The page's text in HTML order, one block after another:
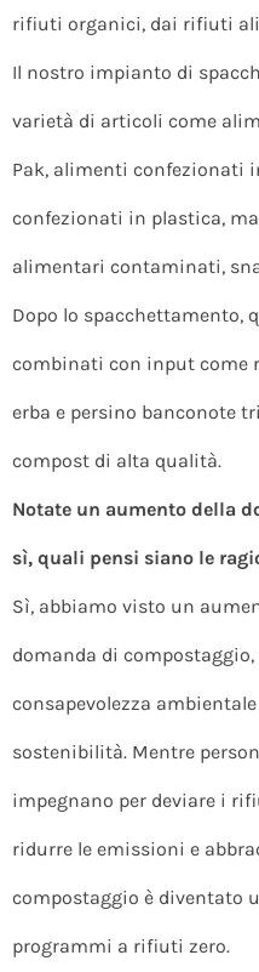
rifiuti organici, dai rifiuti
Il nostro impianto di
varietà di articoli come
Pak, alimenti confezionati
confezionati in plastica,
alimentari contaminati,
Dopo lo spacchettamento,
combinati con input come
erba e persino banconote
compost di alta qualità.
Notate un aumento della
sì, quali pensi siano le
Sì, abbiamo visto un
domanda di
consapevolezza
sostenibilità. Mentre
impegnano per deviare i
ridurre le emissioni e
compostaggio è diventato
programmi a rifiuti zero.